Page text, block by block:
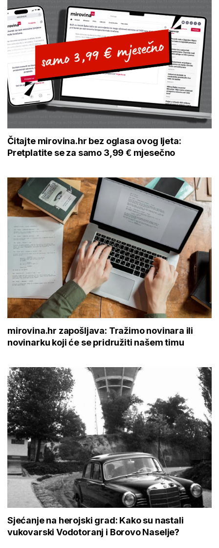
Čitajte mirovina.hr bez oglasa ovog ljeta:
Pretplatite se za samo 3,99 € mjesečno
mirovina.hr zapošljava: Tražimo novinara ili
novinarku koji će se pridružiti našem timu
Sjećanje na herojski grad: Kako su nastali
vukovarski Vodotoranj i Borovo Naselje?